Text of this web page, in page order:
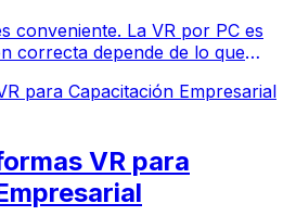
conveniente. La VR por PC es
correcta depende de lo que
honesto.
para Capacitación Empresarial
VR para